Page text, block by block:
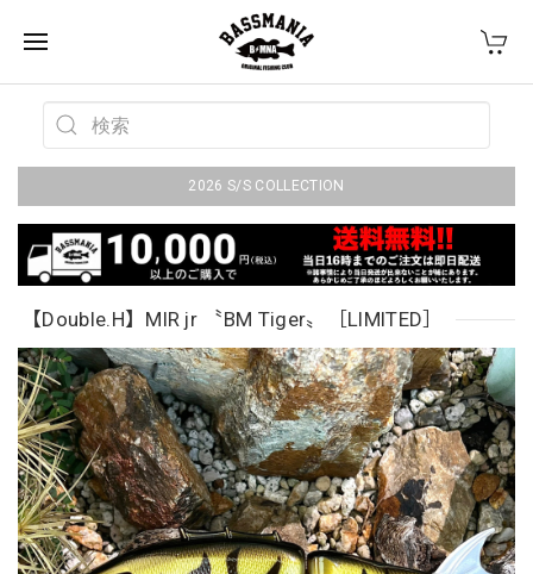
2026 S/S COLLECTION
【Double.H】MIR jr 〝BM Tiger〟［LIMITED］